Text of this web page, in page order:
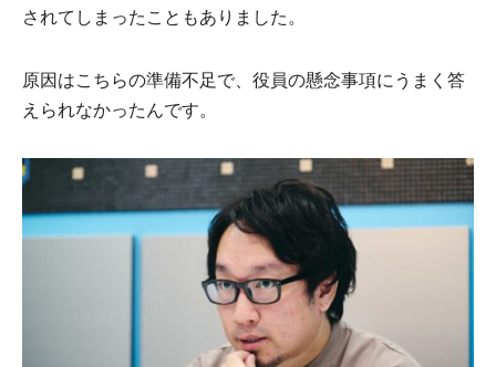
されてしまったこともありました。
原因はこちらの準備不足で、役員の懸念事項にうまく答
えられなかったんです。